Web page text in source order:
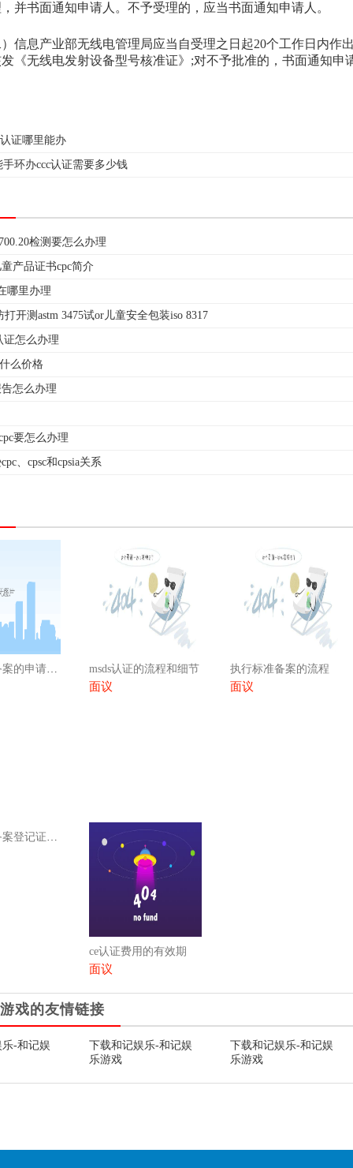
并书面通知申请人。不予受理的，应当书面通知申请人。
息产业部无线电管理局应当自受理之日起20个工作日内作
《无线电发射设备型号核准证》;对不予批准的，书面通知申
证哪里能办
手环办ccc认证需要多少钱
检测要怎么办理
产品证书cpc简介
哪里办理
开测astm 3475试or儿童安全包装iso 8317
证怎么办理
么价格
怎么办理
要怎么办理
、cpsc和cpsia关系
执行标准备案的申请材料 msds认证的流程和细节
面议
执行标准备案的流程
面议
执行标准备案登记证（登记证号和执行标准）
ce认证费用的有效期
面议
戏的友情链接
-和记娱
下载和记娱乐-和记娱
乐游戏
下载和记娱乐-和记娱
乐游戏